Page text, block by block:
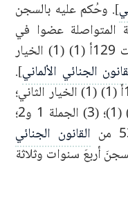
]. وحُكم عليه بالسجن
المتواصلة عضوا في
منظمة إرهابية أجنبية [وفقا للفقرات 129أ (1) (1) الخيار
الجنائي الألماني].
وقرّرت المحكمة [وفقا للفقرات 129أ (1) (1) الخيار الثاني؛
129ب (1) الجملة 1؛ 89أ (1)؛ (2) (1)؛ (3) الجملة 1 و2؛
القانون الجنائي
أربعَ سنوات وثلاثة